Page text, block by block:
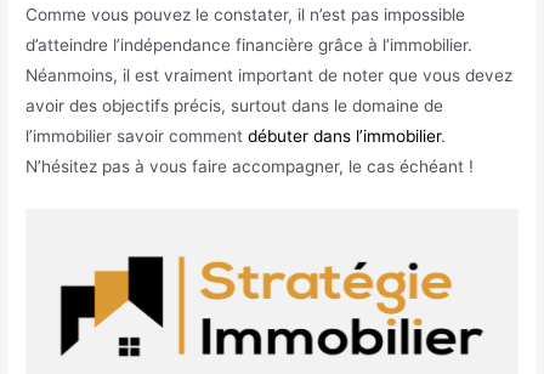
Comme vous pouvez le constater, il n’est pas impossible
d’atteindre l’indépendance financière grâce à l’immobilier.
Néanmoins, il est vraiment important de noter que vous devez
avoir des objectifs précis, surtout dans le domaine de
l’immobilier savoir commentdébuter dans l’immobilier.
N’hésitez pas à vous faire accompagner, le cas échéant !